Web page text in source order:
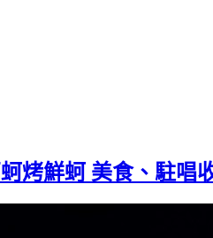
烤鮮蚵 美食、駐唱